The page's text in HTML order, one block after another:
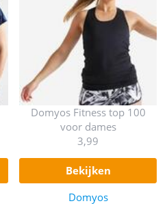
Domyos Fitness top 100
voor dames
3,99
bekijken
Domyos